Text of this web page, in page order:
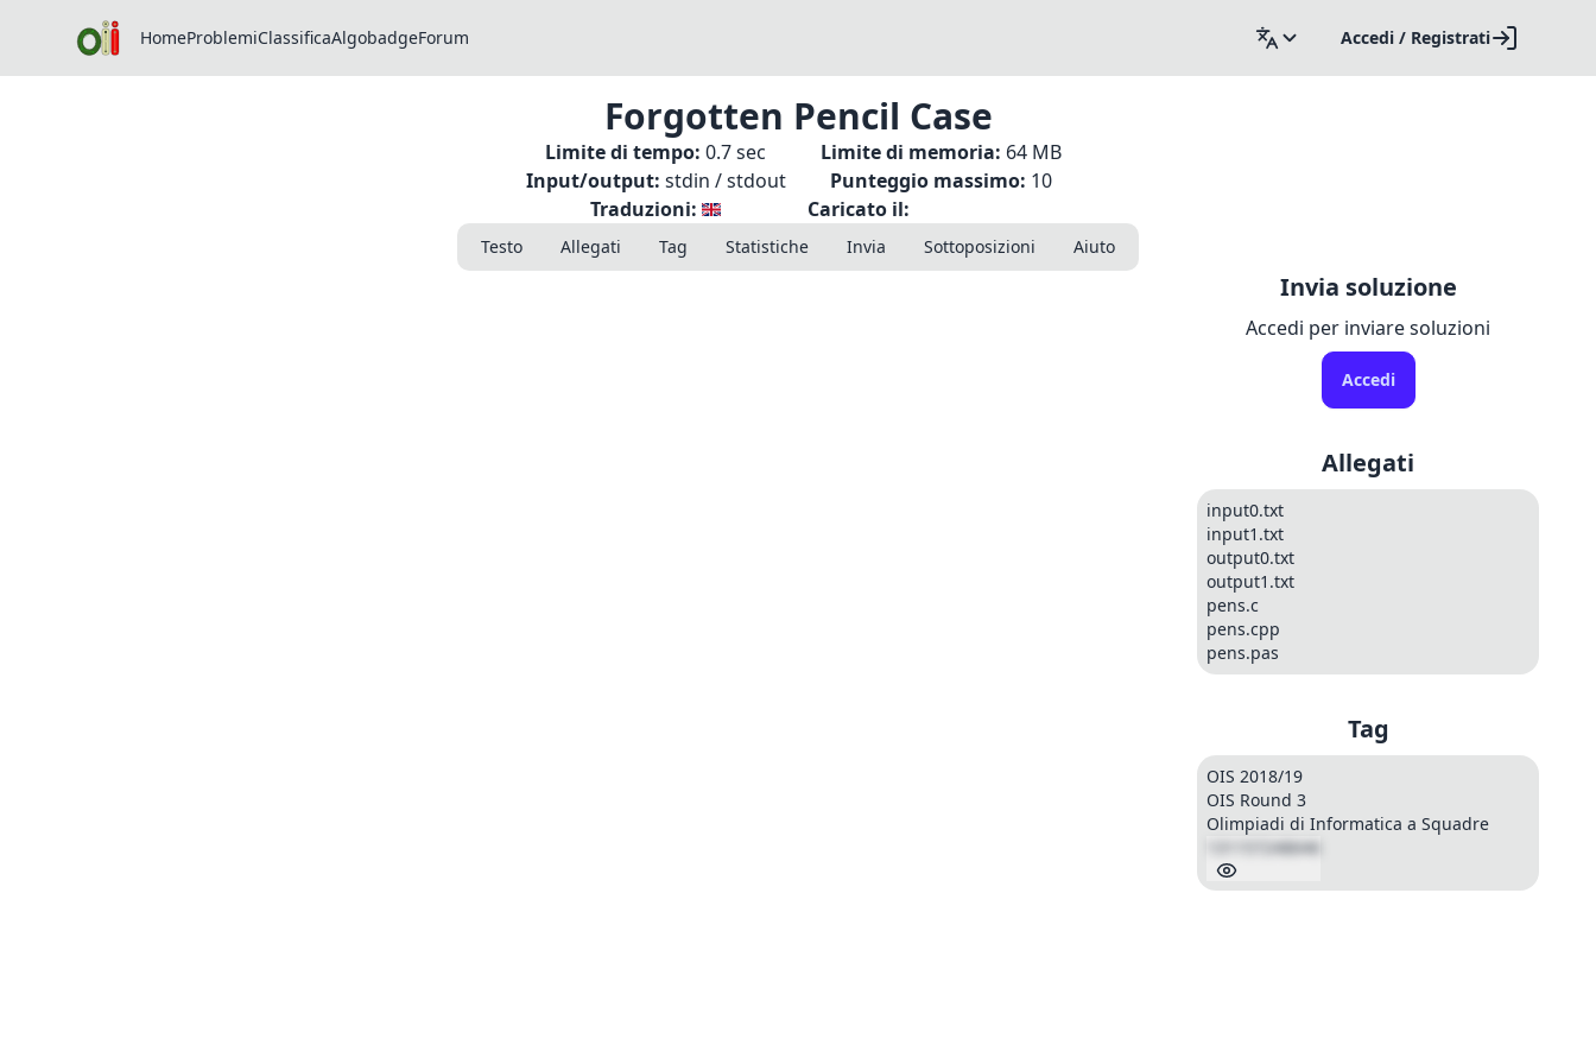
HomeProblemiClassificaAlgobadgeForum Accedi / Registrati
Forgotten Pencil Case
Limite di tempo: 0.7 sec Limite di memoria: 64 MB
Input/output: stdin / stdout Punteggio massimo: 10
Traduzioni:
Caricato il:
Testo Allegati Tag Statistiche Invia Sottoposizioni Aiuto
Invia soluzione
Accedi per inviare soluzioni
Accedi
Allegati
input0.txt
input1.txt
output0.txt
output1.txt
pens.c
pens.cpp
pens.pas
Tag
OIS 2018/19
OIS Round 3
Olimpiadi di Informatica a Squadre
131157248646